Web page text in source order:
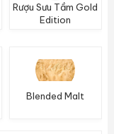
Rượu Sưu Tầm Gold
Edition
Blended Malt